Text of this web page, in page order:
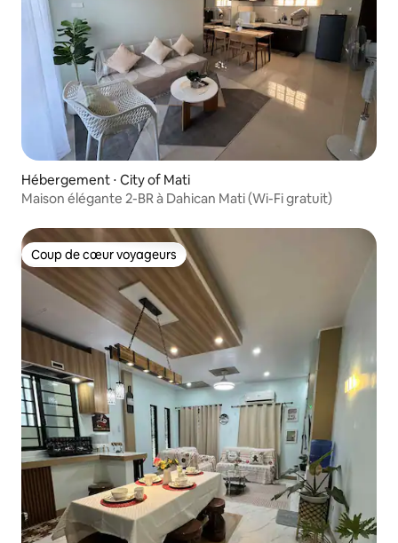
Hébergement ⋅ City of Mati
Maison élégante 2-BR à Dahican Mati (Wi-Fi gratuit)
Coup de cœur voyageurs
Coup de cœur voyageurs